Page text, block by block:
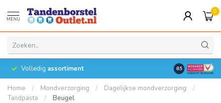
MENU
0
Volledig assortiment 8.5
Home / Mondverzorging / Dagelijkse mondverzorging
/
Tandpasta
/ Beugel